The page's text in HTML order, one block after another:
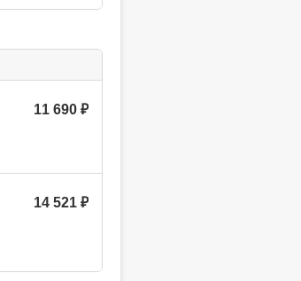
11 690
14 521